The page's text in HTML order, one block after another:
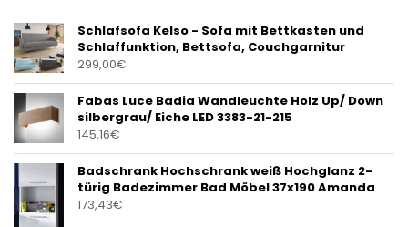
Schlafsofa Kelso - Sofa mit Bettkasten und
Schlaffunktion, Bettsofa, Couchgarnitur
299,00€
Fabas Luce Badia Wandleuchte Holz Up/ Down
silbergrau/ Eiche LED 3383-21-215
145,16€
Badschrank Hochschrank weiß Hochglanz 2-
türig Badezimmer Bad Möbel 37x190 Amanda
173,43€